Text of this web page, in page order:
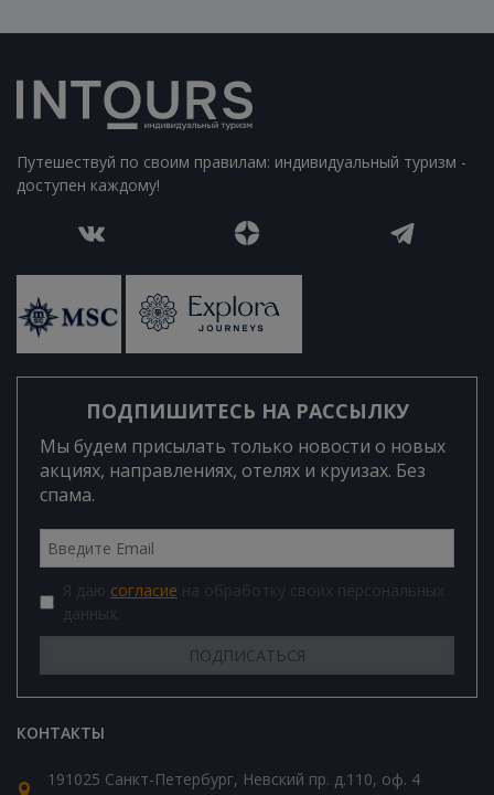
Путешествуй по своим правилам: индивидуальный туризм -
доступен каждому!
ПОДПИШИТЕСЬ НА РАССЫЛКУ
Мы будем присылать только новости о новых
акциях, направлениях, отелях и круизах. Без
спама.
Я даю согласие на обработку своих персональных
данных.
КОНТАКТЫ
191025 Санкт-Петербург, Невский пр. д.110, оф. 4